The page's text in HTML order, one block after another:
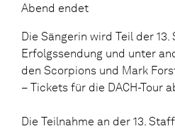
Abend endet
Die Sängerin wird Teil der 13.
Erfolgssendung und unter
den Scorpions und Mark
– Tickets für die DACH-Tour
Die Teilnahme an der 13.